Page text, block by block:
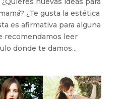
¿Te gusta la estética
es afirmativa para alguna
recomendamos leer
donde te damos...